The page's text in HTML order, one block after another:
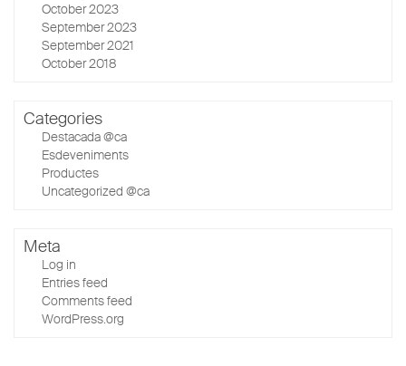
October 2023
September 2023
September 2021
October 2018
Categories
Destacada @ca
Esdeveniments
Productes
Uncategorized @ca
Meta
Log in
Entries feed
Comments feed
WordPress.org